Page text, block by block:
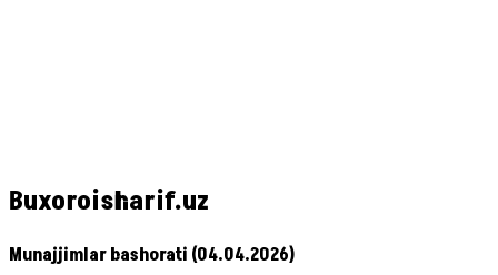
Buxoroisharif.uz
Munajjimlar bashorati (04.04.2026)